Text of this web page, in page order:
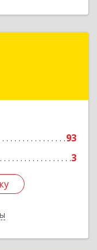
93
3
Зуево г,